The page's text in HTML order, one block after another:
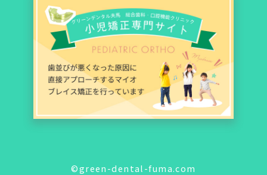
©green-dental-fuma.com